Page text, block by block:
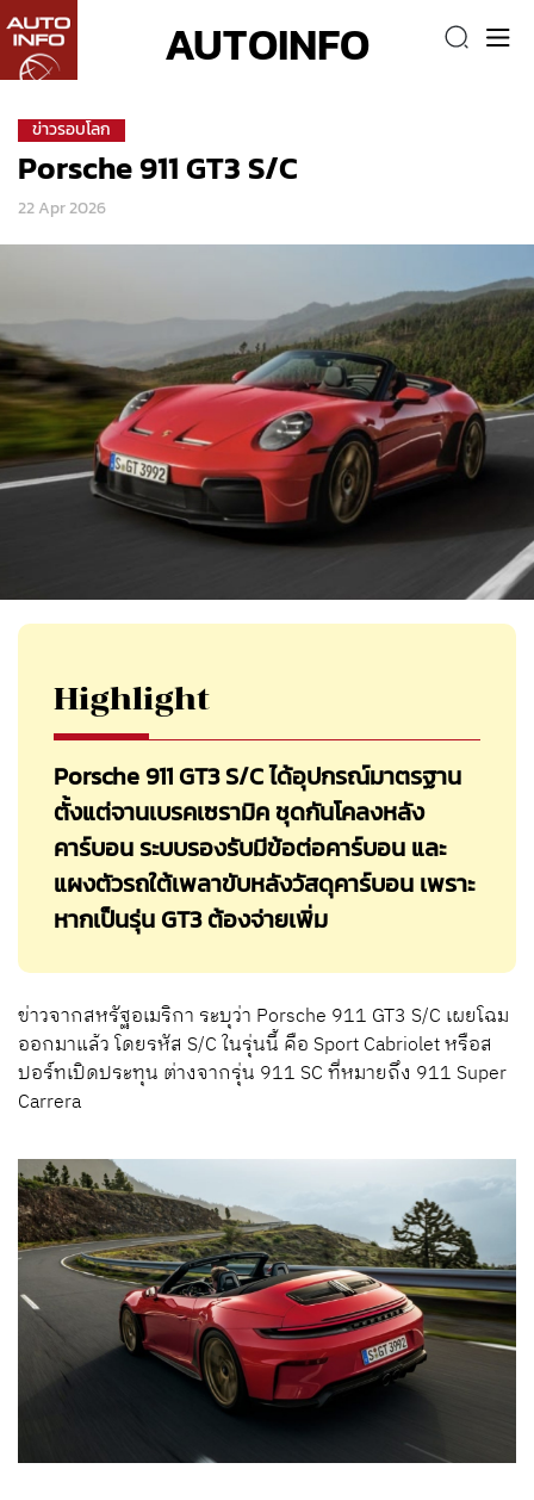
AUTOINFO
ข่าวรอบโลก
Porsche 911 GT3 S/C
22 Apr 2026
Highlight
Porsche 911 GT3 S/C ได้อุปกรณ์มาตรฐาน
ตั้งแต่จานเบรคเซรามิค ชุดกันโคลงหลัง
คาร์บอน ระบบรองรับมีข้อต่อคาร์บอน และ
แผงตัวรถใต้เพลาขับหลังวัสดุคาร์บอน เพราะ
หากเป็นรุ่น GT3 ต้องจ่ายเพิ่ม
ข่าวจากสหรัฐอเมริกา ระบุว่า Porsche 911 GT3 S/C เผยโฉม
ออกมาแล้ว โดยรหัส S/C ในรุ่นนี้ คือ Sport Cabriolet หรือส
ปอร์ทเปิดประทุน ต่างจากรุ่น 911 SC ที่หมายถึง 911 Super
Carrera